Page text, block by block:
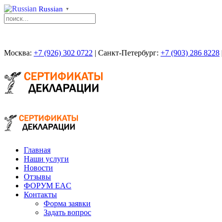
Russian ▼
Москва: +7 (926) 302 0722 | Санкт-Петербург: +7 (903) 286 8228
Главная
Наши услуги
Новости
Отзывы
ФОРУМ EAC
Контакты
Форма заявки
Задать вопрос